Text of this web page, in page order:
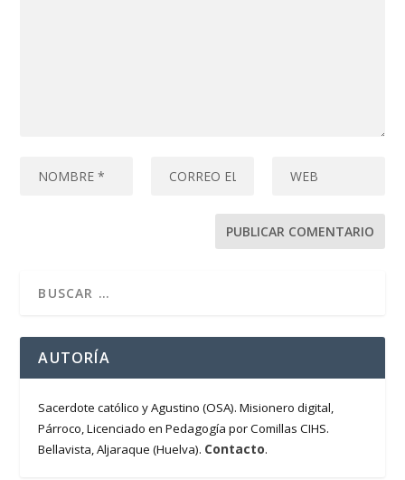
AUTORÍA
Sacerdote católico y Agustino (OSA). Misionero digital,
Párroco, Licenciado en Pedagogía por Comillas CIHS.
Bellavista, Aljaraque (Huelva). Contacto.